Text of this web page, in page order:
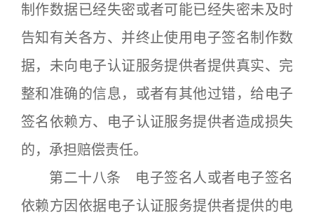
制作数据已经失密或者可能已经失密未及时
告知有关各方、并终止使用电子签名制作数
据，未向电子认证服务提供者提供真实、完
整和准确的信息，或者有其他过错，给电子
签名依赖方、电子认证服务提供者造成损失
的，承担赔偿责任。
第二十八条 电子签名人或者电子签名
依赖方因依据电子认证服务提供者提供的电